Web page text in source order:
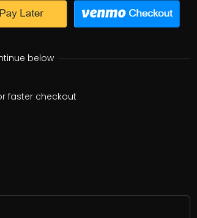
below
faster checkout